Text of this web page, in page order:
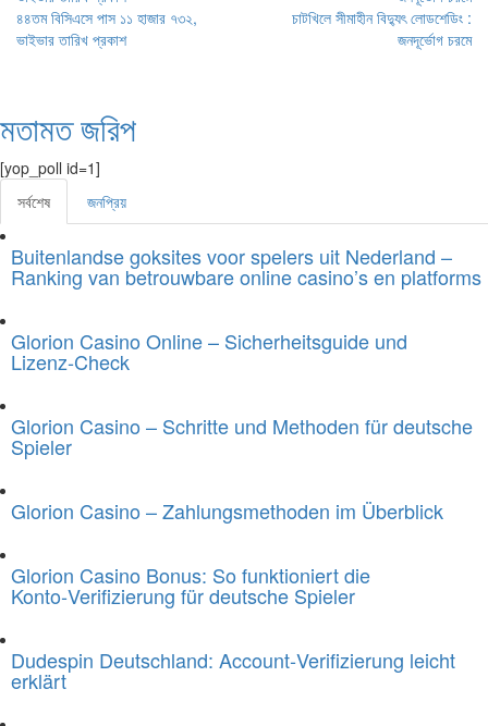
৪৪তম বিসিএসে পাস ১১ হাজার ৭৩২,
ভাইভার তারিখ প্রকাশ
চাটখিলে সীমাহীন বিদ্যুৎ লোডশেডিং :
জনদূর্ভোগ চরমে
মতামত জরিপ
[yop_poll id=1]
সর্বশেষ
জনপ্রিয়
Buitenlandse goksites voor spelers uit Nederland –
Ranking van betrouwbare online casino’s en platforms
Glorion Casino Online – Sicherheitsguide und
Lizenz‑Check
Glorion Casino – Schritte und Methoden für deutsche
Spieler
Glorion Casino – Zahlungsmethoden im Überblick
Glorion Casino Bonus: So funktioniert die
Konto‑Verifizierung für deutsche Spieler
Dudespin Deutschland: Account‑Verifizierung leicht
erklärt